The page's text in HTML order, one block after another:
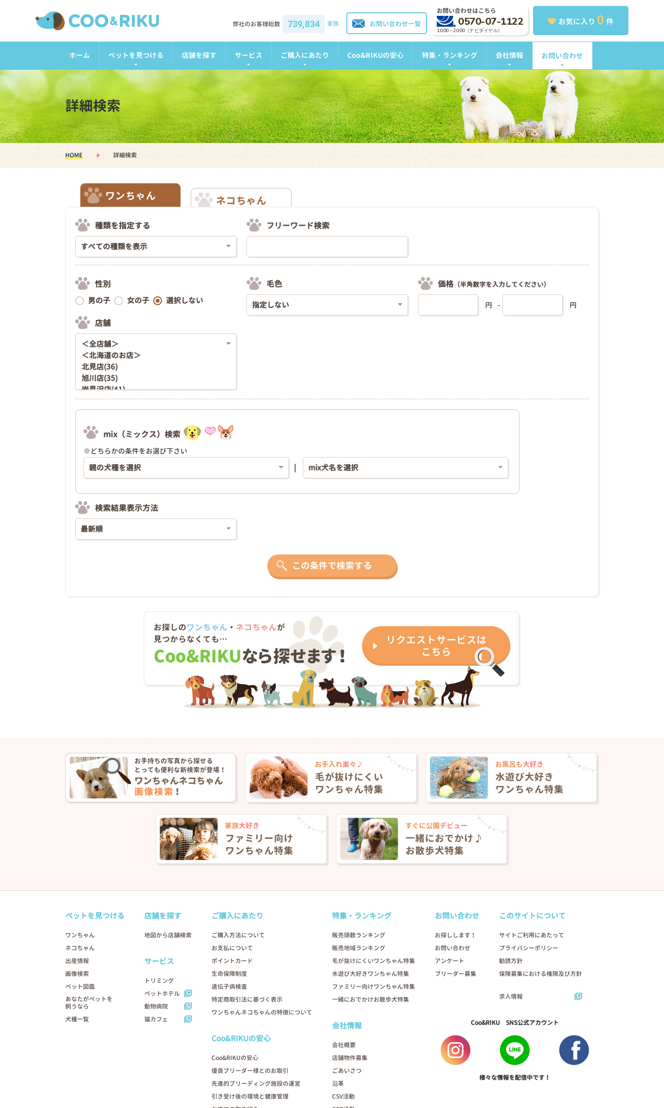
お気に入り 0 件
お問い合わせはこちら
0570-07-1122
10:00～20:00（ナビダイヤル）
お問い合わせ一覧
弊社のお客様総数 739,834 家族
ホーム ペットを見つける 店舗を探す サービス ご購入にあたり Coo&RIKUの安心 特集・ランキング 会社情報 お問い合わせ
詳細検索
HOME 詳細検索
ワンちゃん ネコちゃん
種類を指定する フリーワード検索
性別
男の子 女の子 選択しない
店舗
毛色 価格 （半角数字を入力してください）
円 円
mix（ミックス）検索
※どちらかの条件をお選び下さい
検索結果表示方法
この条件で検索する
ペットを見つける
ワンちゃん
ネコちゃん
出産情報
画像検索
ペット図鑑
あなたがペットを
飼うなら
犬種一覧
店舗を探す
地図から店舗検索
サービス
トリミング
ペットホテル
動物病院
猫カフェ
ご購入にあたり
ご購入方法について
お支払について
ポイントカード
生命保障制度
遺伝子病検査
特定商取引法に基づく表示
ワンちゃんネコちゃんの特徴について
Coo&RIKUの安心
Coo&RIKUの安心
優良ブリーダー様とのお取引
先進的ブリーディング施設の運営
引き受け後の環境と健康管理
特集・ランキング
販売頭数ランキング
販売地域ランキング
毛が抜けにくいワンちゃん特集
水遊び大好きワンちゃん特集
ファミリー向けワンちゃん特集
一緒におでかけお散歩犬特集
会社情報
会社概要
店舗物件募集
ごあいさつ
沿革
CSV活動
お問い合わせ
お探しします！
お問い合わせ
アンケート
ブリーダー募集
このサイトについて
サイトご利用にあたって
プライバシーポリシー
勧誘方針
保険募集における権限及び方針
求人情報
Coo&RIKU SNS公式アカウント
様々な情報を配信中です！